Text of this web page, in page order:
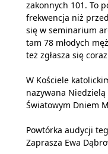
zakonnych 101. To
frekwencja niż
się w seminarium
tam 78 młodych
też zgłasza się
W Kościele
nazywana
Światowym Dniem
Powtórka audycji
Zaprasza Ewa